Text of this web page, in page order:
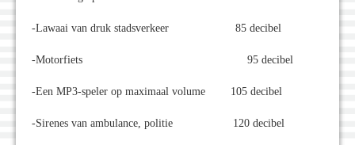
-Lawaai van druk stadsverkeer 85 decibel
-Motorfiets 95 decibel
-Een MP3-speler op maximaal volume 105 decibel
-Sirenes van ambulance, politie 120 decibel